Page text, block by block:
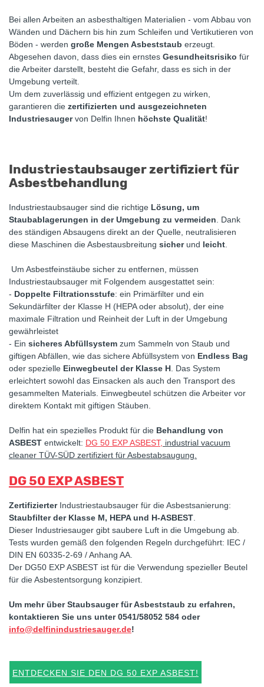
Bei allen Arbeiten an asbesthaltigen Materialien - vom Abbau von
Wänden und Dächern bis hin zum Schleifen und Vertikutieren von
Böden - werden große Mengen Asbeststaub erzeugt.
Abgesehen davon, dass dies ein ernstes Gesundheitsrisiko für
die Arbeiter darstellt, besteht die Gefahr, dass es sich in der
Umgebung verteilt.
Um dem zuverlässig und effizient entgegen zu wirken,
garantieren die zertifizierten und ausgezeichneten
Industriesaugervon Delfin Ihnen höchste Qualität!
Industriestaubsauger zertifiziert für
Asbestbehandlung
Industriestaubsauger sind die richtige Lösung, um
Staubablagerungen in der Umgebung zu vermeiden . Dank
des ständigen Absaugens direkt an der Quelle, neutralisieren
diese Maschinen die Asbestausbreitung sicherund leicht
Um Asbestfeinstäube sicher zu entfernen, müssen
Industriestaubsauger mit Folgendem ausgestattet sein:
- Doppelte Filtrationsstufe: ein Primärfilter und ein
Sekundärfilter der Klasse H (HEPA oder absolut), der eine
maximale Filtration und Reinheit der Luft in der Umgebung
gewährleistet
- Ein sicheres Abfüllsystem zum Sammeln von Staub und
giftigen Abfällen, wie das sichere Abfüllsystem von Endless Bag
oder spezielle Einwegbeutel der Klasse H . Das System
erleichtert sowohl das Einsacken als auch den Transport des
gesammelten Materials. Einwegbeutel schützen die Arbeiter vor
direktem Kontakt mit giftigen Stäuben.
Delfin hat ein spezielles Produkt für die Behandlung von
ASBEST entwickelt: DG 50 EXP ASBEST, industrial vacuum
cleaner TÜV-SÜD zertifiziert für Asbestabsaugung.
DG 50 EXP ASBEST
ZertifizierterIndustriestaubsauger für die Asbestsanierung:
Staubfilter der Klasse M, HEPA und H-ASBEST
Dieser Industriesauger gibt saubere Luft in die Umgebung ab.
Tests wurden gemäß den folgenden Regeln durchgeführt: IEC /
DIN EN 60335-2-69 / Anhang AA.
Der DG50 EXP ASBEST ist für die Verwendung spezieller Beutel
für die Asbestentsorgung konzipiert.
Um mehr über Staubsauger für Asbeststaub zu erfahren,
kontaktieren Sie uns unter 0541/58052 584 oder
info@delfinindustriesauger.de!
ENTDECKEN SIE DEN DG 50 EXP ASBEST!